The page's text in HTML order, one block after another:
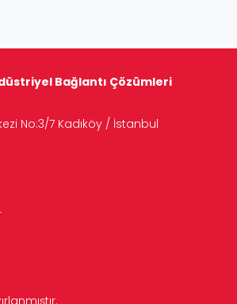
Bağlantı Çözümleri
No:3/7 Kadıköy / İstanbul